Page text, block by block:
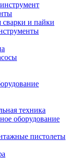
сварки и пайки
техника
оборудование
пистолеты